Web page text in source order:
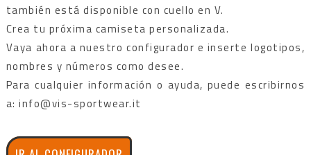
también está disponible con cuello en V.
Crea tu próxima camiseta personalizada.
Vaya ahora a nuestro configurador e inserte logotipos,
nombres y números como desee.
Para cualquier información o ayuda, puede escribirnos
a: info@vis-sportwear.it